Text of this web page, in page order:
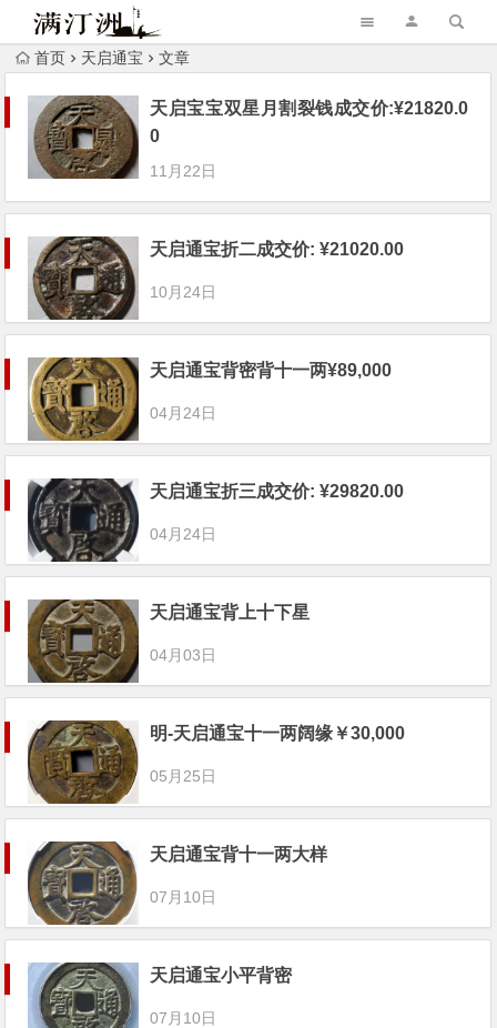
首页 天启通宝 文章
天启宝宝双星月割裂钱成交价:¥21820.0
0
11月22日
天启通宝折二成交价: ¥21020.00
10月24日
天启通宝背密背十一两¥89,000
04月24日
天启通宝折三成交价: ¥29820.00
04月24日
天启通宝背上十下星
04月03日
明-天启通宝十一两阔缘￥30,000
05月25日
天启通宝背十一两大样
07月10日
天启通宝小平背密
07月10日